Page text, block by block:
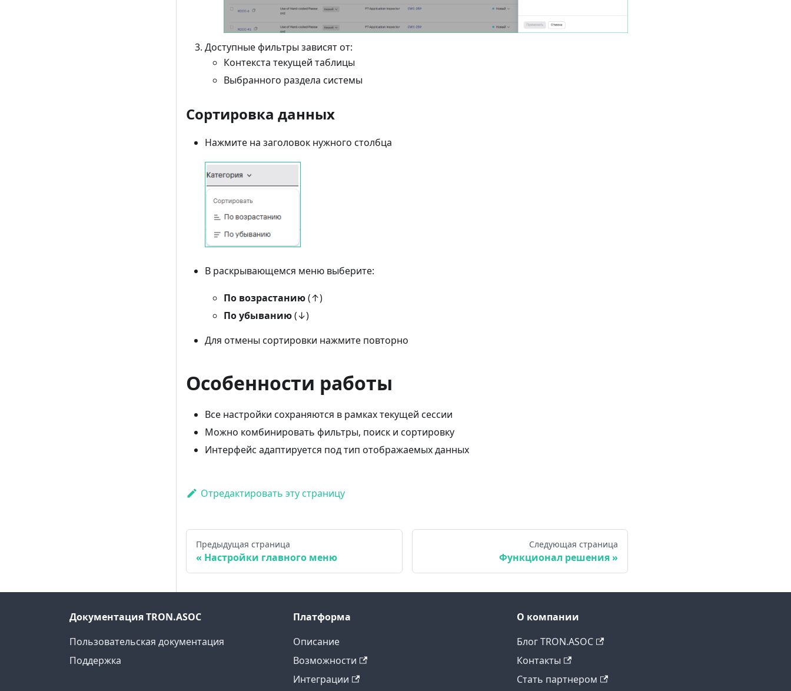
Доступные фильтры зависят от:
Контекста текущей таблицы
Выбранного раздела системы
Сортировка данных
Нажмите на заголовок нужного столбца
В раскрывающемся меню выберите:
По возрастанию(↑)
По убыванию(↓)
Для отмены сортировки нажмите повторно
Особенности работы
Все настройки сохраняются в рамках текущей сессии
Можно комбинировать фильтры, поиск и сортировку
Интерфейс адаптируется под тип отображаемых данных
Отредактировать эту страницу
Предыдущая страница
Настройки главного меню
Следующая страница
Функционал решения
Документация TRON.ASOC
Пользовательская документация
Поддержка
Платформа
Описание
Возможности
Интеграции
О компании
Блог TRON.ASOC
Контакты
Стать партнером